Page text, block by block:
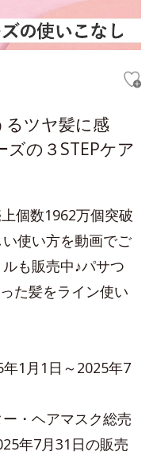
るツヤ髪に感
の３STEPケア
個数1962万個突破
使い方を動画でご
も販売中♪パサつ
た髪をライン使い
1月1日～2025年7
・ヘアマスク総売
年7月31日の販売